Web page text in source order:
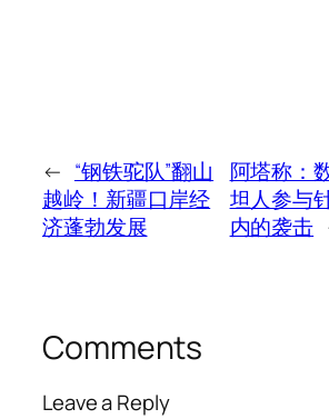
← “钢铁驼队”翻山
越岭！新疆口岸经
济蓬勃发展
阿塔称：
坦人参与
内的袭击
Comments
Leave a Reply